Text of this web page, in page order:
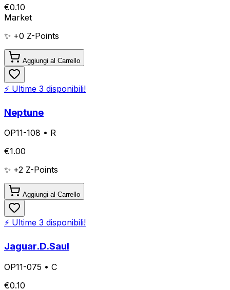
€0.10
Market
✨ +0 Z-Points
Aggiungi al Carrello
⚡ Ultime 3 disponibili!
Neptune
OP11-108 • R
€1.00
✨ +2 Z-Points
Aggiungi al Carrello
⚡ Ultime 3 disponibili!
Jaguar.D.Saul
OP11-075 • C
€0.10